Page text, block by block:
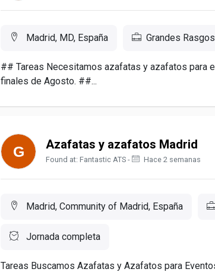
Madrid, MD, España Grandes
## Tareas Necesitamos azafatas y azafatos para
finales de Agosto. ##...
Azafatas y azafatos Madrid
Found at: Fantastic ATS - Hace 2 semanas
Madrid, Community of Madrid, España
Jornada completa
Tareas Buscamos Azafatas y Azafatos para